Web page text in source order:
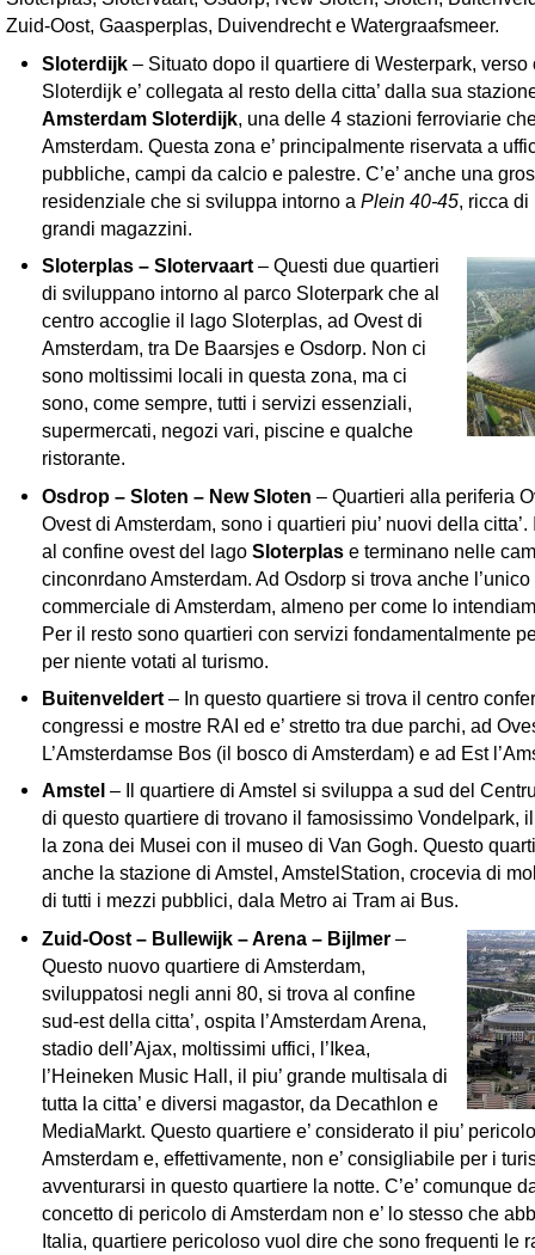
Zuid-Oost, Gaasperplas, Duivendrecht e Watergraafsmeer.
Sloterdijk – Situato dopo il quartiere di Westerpark, verso
Sloterdijk e’ collegata al resto della citta’ dalla sua
Amsterdam Sloterdijk, una delle 4 stazioni ferroviarie
Amsterdam. Questa zona e’ principalmente riservata a
pubbliche, campi da calcio e palestre. C’e’ anche una
residenziale che si sviluppa intorno a Plein 40-45, ricca di
grandi magazzini.
Sloterplas – Slotervaart – Questi due quartieri
di sviluppano intorno al parco Sloterpark che al
centro accoglie il lago Sloterplas, ad Ovest di
Amsterdam, tra De Baarsjes e Osdorp. Non ci
sono moltissimi locali in questa zona, ma ci
sono, come sempre, tutti i servizi essenziali,
supermercati, negozi vari, piscine e qualche
ristorante.
Osdrop – Sloten – New Sloten – Quartieri alla periferia
Ovest di Amsterdam, sono i quartieri piu’ nuovi della
al confine ovest del lago Sloterplas e terminano nelle
cinconrdano Amsterdam. Ad Osdorp si trova anche l’unico
commerciale di Amsterdam, almeno per come lo
Per il resto sono quartieri con servizi fondamentalmente
per niente votati al turismo.
Buitenveldert – In questo quartiere si trova il centro
congressi e mostre RAI ed e’ stretto tra due parchi, ad
L’Amsterdamse Bos (il bosco di Amsterdam) e ad Est
Amstel – Il quartiere di Amstel si sviluppa a sud del
di questo quartiere di trovano il famosissimo Vondelpark,
la zona dei Musei con il museo di Van Gogh. Questo
anche la stazione di Amstel, AmstelStation, crocevia di
di tutti i mezzi pubblici, dala Metro ai Tram ai Bus.
Zuid-Oost – Bullewijk – Arena – Bijlmer –
Questo nuovo quartiere di Amsterdam,
sviluppatosi negli anni 80, si trova al confine
sud-est della citta’, ospita l’Amsterdam Arena,
stadio dell’Ajax, moltissimi uffici, l’Ikea,
l’Heineken Music Hall, il piu’ grande multisala di
tutta la citta’ e diversi magastor, da Decathlon e
MediaMarkt. Questo quartiere e’ considerato il piu’
Amsterdam e, effettivamente, non e’ consigliabile per i
avventurarsi in questo quartiere la notte. C’e’ comunque
concetto di pericolo di Amsterdam non e’ lo stesso che
Italia, quartiere pericoloso vuol dire che sono frequenti le